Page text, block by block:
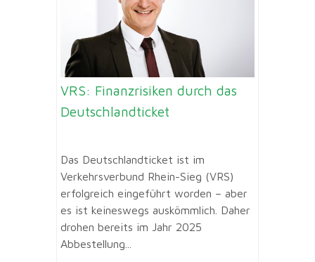
VRS: Finanzrisiken durch das
Deutschlandticket
Das Deutschlandticket ist im
Verkehrsverbund Rhein-Sieg (VRS)
erfolgreich eingeführt worden – aber
es ist keineswegs auskömmlich. Daher
drohen bereits im Jahr 2025
Abbestellung...